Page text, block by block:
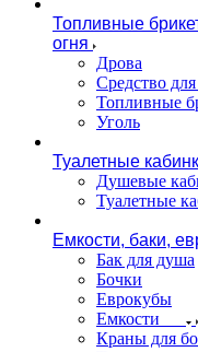
Топливные
огня
Дрова
Средство
Топливные
Уголь
Туалетные
Душевые
Туалетные
Емкости, баки,
Бак для душа
Бочки
Еврокубы
Емкости
Краны для